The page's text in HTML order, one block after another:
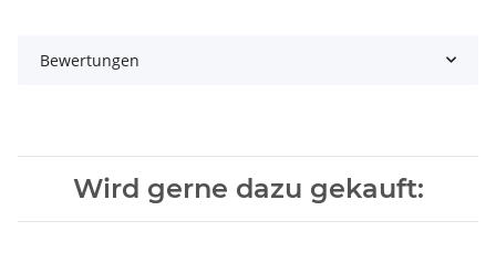
Bewertungen
Wird gerne dazu gekauft: